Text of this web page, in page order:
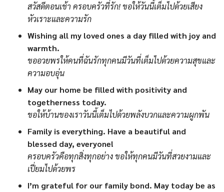
สวัสดีตอนเช้า ครอบครัวที่รัก! ขอให้วันนี้เต็มไปด้วยเสียง
หัวเราะและความรัก
Wishing all my loved ones a day filled with joy and
warmth.
ขออวยพรให้คนที่ฉันรักทุกคนมีวันที่เต็มไปด้วยความสุขและ
ความอบอุ่น
May our home be filled with positivity and
togetherness today.
ขอให้บ้านของเราวันนี้เต็มไปด้วยพลังบวกและความผูกพัน
Family is everything. Have a beautiful and
blessed day, everyone!
ครอบครัวคือทุกสิ่งทุกอย่าง ขอให้ทุกคนมีวันที่สวยงามและ
เปี่ยมไปด้วยพร
I’m grateful for our family bond. May today be as